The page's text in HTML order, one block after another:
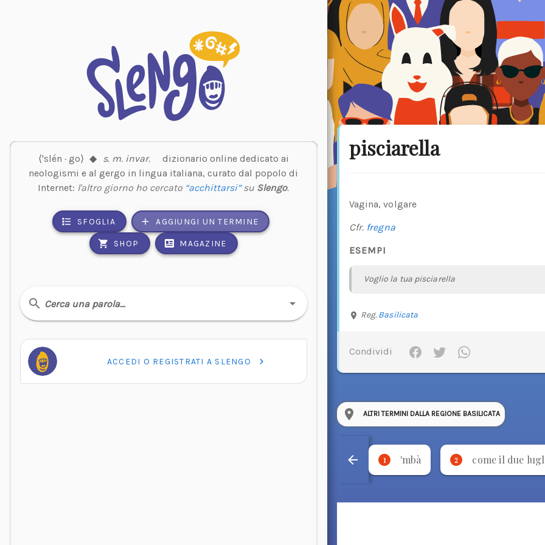
⟨'slén · go⟩ ◆ s. m. invar.
dizionario online dedicato ai
neologismi e al gergo in lingua italiana, curato dal popolo di
Internet: l'altro giorno ho cercato “acchittarsi”su Slengo.
SFOGLIA AGGIUNGI UN TERMINE
SHOP MAGAZINE
Cerca una parola…
ACCEDI O REGISTRATI A SLENGO
pisciarella
Vagina, volgare
Cfr. fregna
ESEMPI
Voglio la tua pisciarella
Reg. Basilicata
Condividi
ALTRI TERMINI DALLA REGIONE BASILICATA
1 'mbà 2 come il due